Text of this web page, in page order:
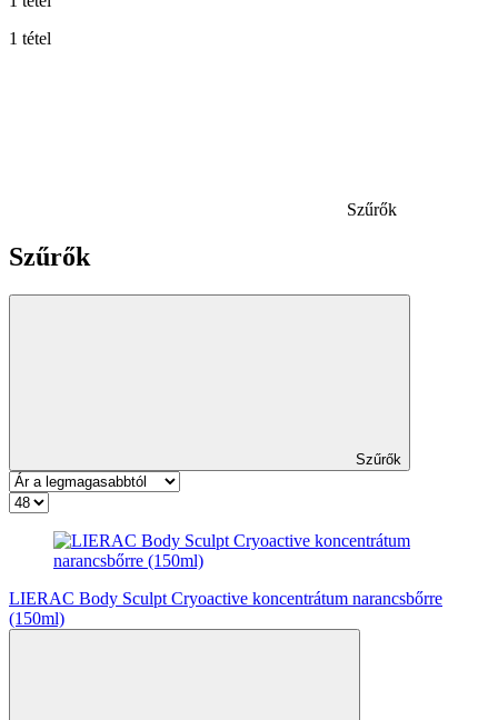
1 tétel
Szűrők
Szűrők
Szűrők
LIERAC Body Sculpt Cryoactive koncentrátum narancsbőrre
(150ml)